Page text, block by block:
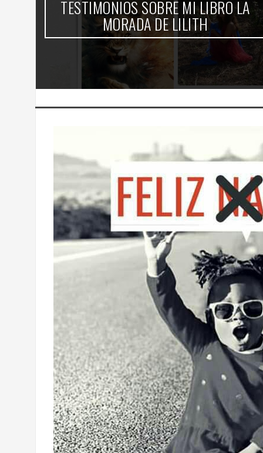
TESTIMONIOS SOBRE MI LIBRO LA
MORADA DE LILITH